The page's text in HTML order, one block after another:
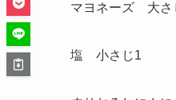
マヨネーズ 大さ
塩 小さじ1